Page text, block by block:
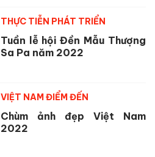
THỰC TIỄN PHÁT TRIỂN
Tuần lễ hội Đền Mẫu Thượng
Sa Pa năm 2022
VIỆT NAM ĐIỂM ĐẾN
Chùm ảnh đẹp Việt Nam
2022